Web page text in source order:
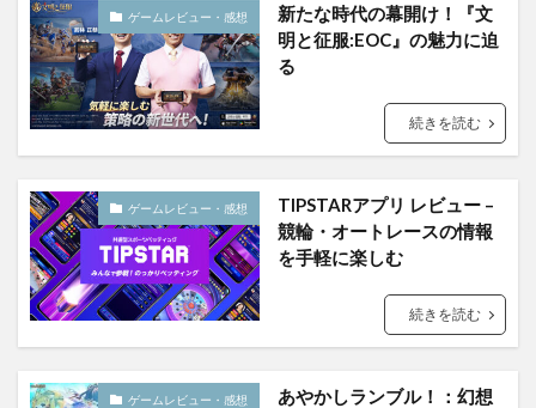
ゲームレビュー・感想
新たな時代の幕開け！『文
明と征服:EOC』の魅力に迫
る
続きを読む
ゲームレビュー・感想
TIPSTARアプリ レビュー –
競輪・オートレースの情報
を手軽に楽しむ
続きを読む
ゲームレビュー・感想
あやかしランブル！：幻想